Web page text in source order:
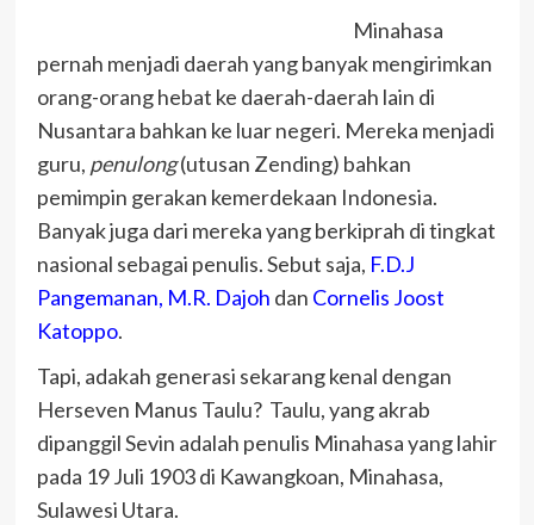
Minahasa
pernah menjadi daerah yang banyak mengirimkan
orang-orang hebat ke daerah-daerah lain di
Nusantara bahkan ke luar negeri. Mereka menjadi
guru, penulong(utusan Zending) bahkan
pemimpin gerakan kemerdekaan Indonesia.
Banyak juga dari mereka yang berkiprah di tingkat
nasional sebagai penulis. Sebut saja, F.D.J
Pangemanan, M.R. Dajoh dan Cornelis Joost
Katoppo.
Tapi, adakah generasi sekarang kenal dengan
Herseven Manus Taulu? Taulu, yang akrab
dipanggil Sevin adalah penulis Minahasa yang lahir
pada 19 Juli 1903 di Kawangkoan, Minahasa,
Sulawesi Utara.